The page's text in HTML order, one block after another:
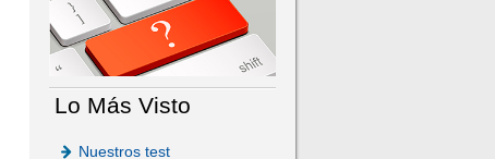
Lo Más Visto
Nuestros test